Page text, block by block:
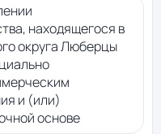
находящегося в
округа Люберцы
и (или)
основе